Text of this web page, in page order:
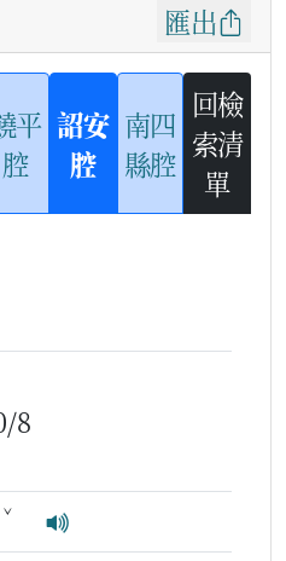
匯出
平
腔
詔安
腔
南四
縣腔
回檢
索清
單
8
ˇ